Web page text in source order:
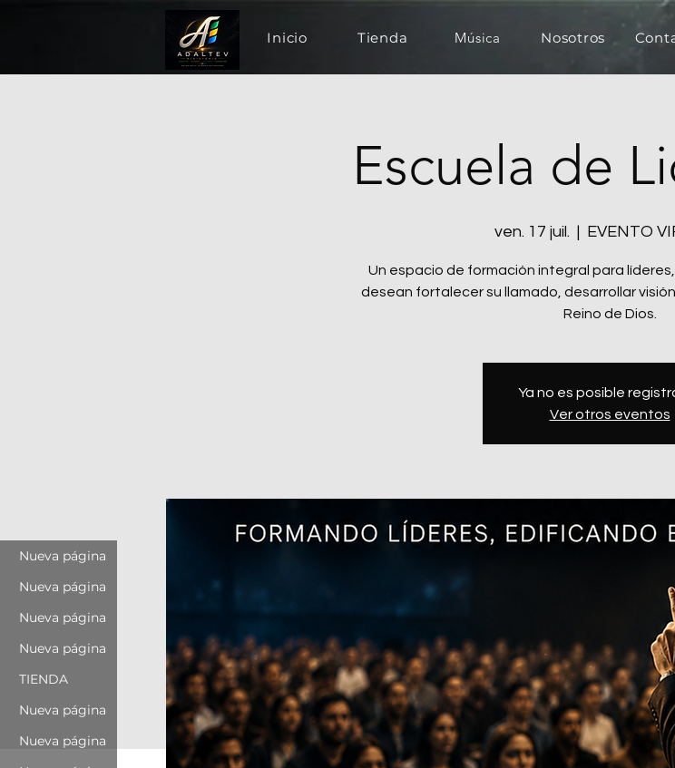
Inicio Tienda Música Nosotros
Nueva página
Nueva página
Nueva página
Nueva página
TIENDA
Nueva página
Nueva página
Escuela de
ven. 17 juil. EVENTO
Un espacio de formación integral para
desean fortalecer su llamado, desarrollar
Reino de Dios.
Ya no es posible
Ver otros eventos